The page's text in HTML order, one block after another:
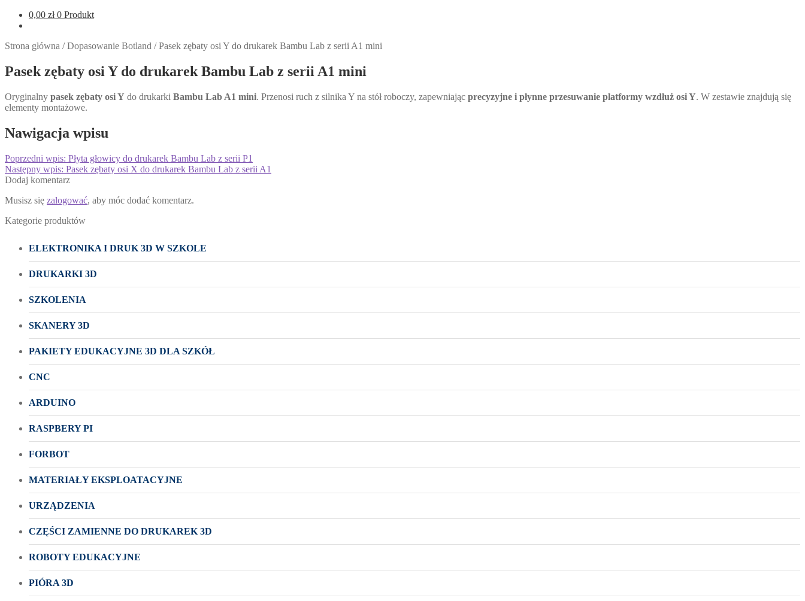
0,00 zł 0 Produkt
Strona główna /Dopasowanie Botland /Pasek zębaty osi Y do drukarek Bambu Lab z serii A1 mini
Pasek zębaty osi Y do drukarek Bambu Lab z serii A1 mini
Oryginalny pasek zębaty osi Y do drukarki Bambu Lab A1 mini. Przenosi ruch z silnika Y na stół roboczy, zapewniając precyzyjne i płynne przesuwanie platformy wzdłuż osi Y. W zestawie znajdują się
elementy montażowe.
Nawigacja wpisu
Poprzedni wpis: Płyta głowicy do drukarek Bambu Lab z serii P1
Następny wpis: Pasek zębaty osi X do drukarek Bambu Lab z serii A1
Dodaj komentarz
Musisz się zalogować, aby móc dodać komentarz.
Kategorie produktów
ELEKTRONIKA I DRUK 3D W SZKOLE
DRUKARKI 3D
SZKOLENIA
SKANERY 3D
PAKIETY EDUKACYJNE 3D DLA SZKÓŁ
CNC
ARDUINO
RASPBERY PI
FORBOT
MATERIAŁY EKSPLOATACYJNE
URZĄDZENIA
CZĘŚCI ZAMIENNE DO DRUKAREK 3D
ROBOTY EDUKACYJNE
PIÓRA 3D